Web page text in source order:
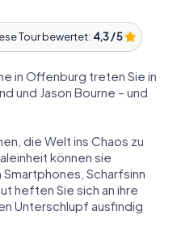
Tour bewertet: 4,3 / 5
in Offenburg treten Sie in
und Jason Bourne – und
die Welt ins Chaos zu
können sie
Scharfsinn
heften Sie sich an ihre
Unterschlupf ausfindig